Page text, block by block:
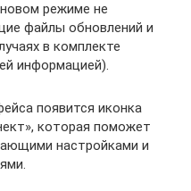
режиме не
файлы обновлений и
в комплекте
информацией).
появится иконка
которая поможет
настройками и